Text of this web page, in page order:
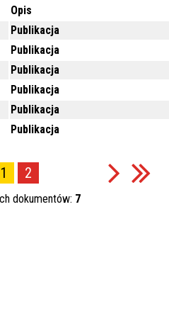
Opis
Publikacja
Publikacja
Publikacja
Publikacja
Publikacja
Publikacja
1 2
dokumentów: 7